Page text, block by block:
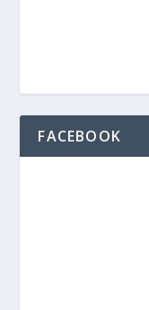
FACEBOOK